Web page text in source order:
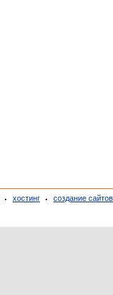
хостинг создание сайтов